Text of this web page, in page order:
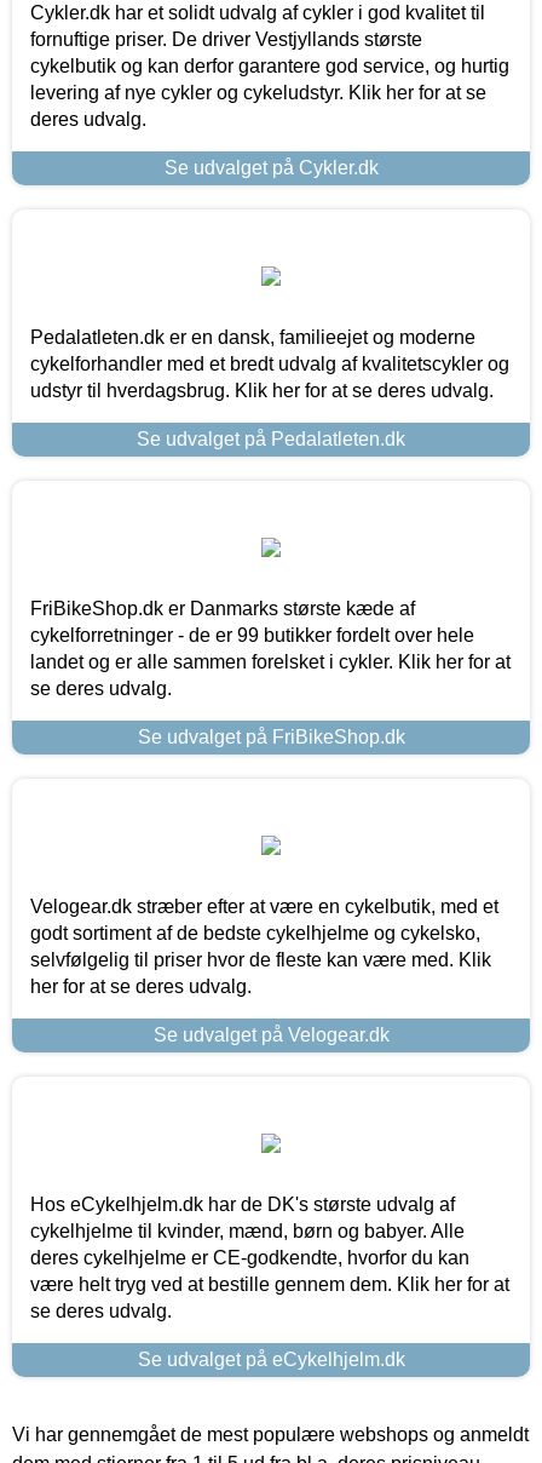
Cykler.dk har et solidt udvalg af cykler i god kvalitet til
fornuftige priser. De driver Vestjyllands største
cykelbutik og kan derfor garantere god service, og hurtig
levering af nye cykler og cykeludstyr. Klik her for at se
deres udvalg.
Se udvalget på Cykler.dk
Pedalatleten.dk er en dansk, familieejet og moderne
cykelforhandler med et bredt udvalg af kvalitetscykler og
udstyr til hverdagsbrug. Klik her for at se deres udvalg.
Se udvalget på Pedalatleten.dk
FriBikeShop.dk er Danmarks største kæde af
cykelforretninger - de er 99 butikker fordelt over hele
landet og er alle sammen forelsket i cykler. Klik her for at
se deres udvalg.
Se udvalget på FriBikeShop.dk
Velogear.dk stræber efter at være en cykelbutik, med et
godt sortiment af de bedste cykelhjelme og cykelsko,
selvfølgelig til priser hvor de fleste kan være med. Klik
her for at se deres udvalg.
Se udvalget på Velogear.dk
Hos eCykelhjelm.dk har de DK's største udvalg af
cykelhjelme til kvinder, mænd, børn og babyer. Alle
deres cykelhjelme er CE-godkendte, hvorfor du kan
være helt tryg ved at bestille gennem dem. Klik her for at
se deres udvalg.
Se udvalget på eCykelhjelm.dk
Vi har gennemgået de mest populære webshops og anmeldt